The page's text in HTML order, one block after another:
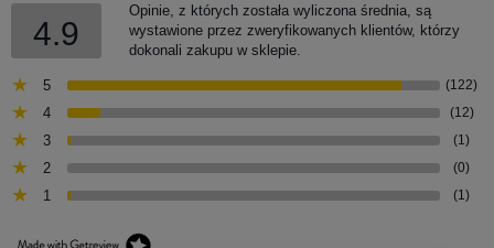
4.9
Opinie, z których została wyliczona średnia, są
wystawione przez zweryfikowanych klientów, którzy
dokonali zakupu w sklepie.
5 (122)
4 (12)
3 (1)
2 (0)
1 (1)